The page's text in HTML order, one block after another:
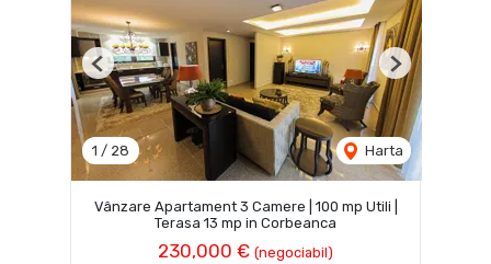
1 / 28 Harta
Previous Next
Vânzare Apartament 3 Camere | 100 mp Utili |
Terasa 13 mp in Corbeanca
230,000 € (negociabil)